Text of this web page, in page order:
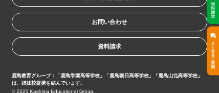
お問い合わせ
資料請求
鹿島教育グループ：「鹿島学園高等学校」「鹿島朝日高等学校」「鹿島山北高等学校」
は、姉妹校提携を結んでいます。
© 2025 Kashima Educational Group.